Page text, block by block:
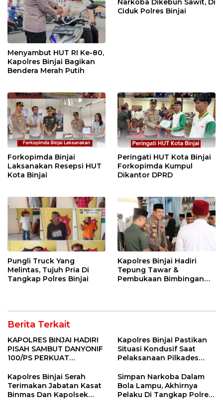
Menyambut HUT RI Ke-80,
Kapolres Binjai Bagikan
Bendera Merah Putih
Narkoba Dikebun Sawit, Di
Ciduk Polres Binjai
Forkopimda Binjai
Laksanakan Resepsi HUT
Kota Binjai
Peringati HUT Kota Binjai
Forkopimda Kumpul
Dikantor DPRD
Pungli Truck Yang
Melintas, Tujuh Pria Di
Tangkap Polres Binjai
Kapolres Binjai Hadiri
Tepung Tawar &
Pembukaan Bimbingan
Berita Terkait
KAPOLRES BINJAI HADIRI
PISAH SAMBUT DANYONIF
100/PS PERKUAT
Kapolres Binjai Pastikan
Situasi Kondusif Saat
Pelaksanaan Pilkades
Kapolres Binjai Serah
Terimakan Jabatan Kasat
Binmas Dan Kapolsek
Simpan Narkoba Dalam
Bola Lampu, Akhirnya
Pelaku Di Tangkap Polres